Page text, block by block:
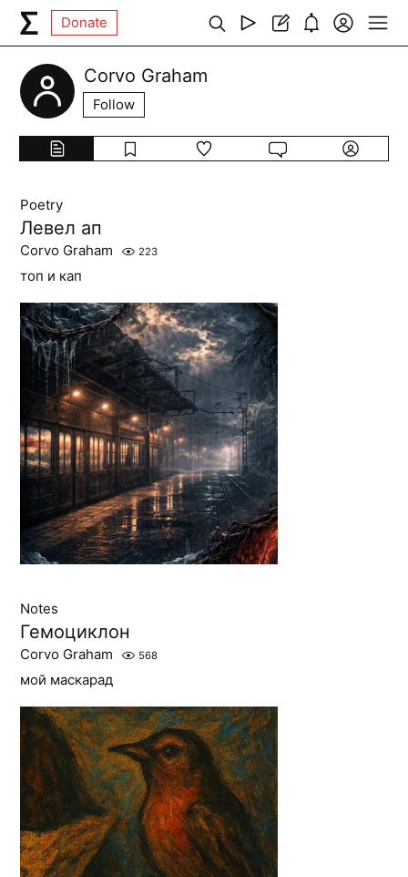
Donate
Corvo Graham
Follow
Poetry
Левел ап
Corvo Graham 223
топ и кап
Notes
Гемоциклон
Corvo Graham 568
мой маскарад